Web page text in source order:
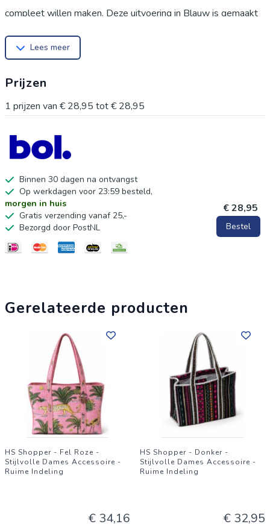
compleet willen maken. Deze uitvoering in Blauw is gemaakt
trips, dagjes weg en als praktisch accessoire bij casual looks.
foto en een sfeerbeeld zodat kleur, vorm en gebruik
duidelijker worden voor de koper. Belangrijkste kenmerken
Type product: strandtas
Merk: HS
Verpakking bevat 1 stuk
Geschikt voor volwassen vrouwen
Gebruik en verzorging Bewaar droog en schoon. Reinig
voorzichtig met een zachte doek of handwas wanneer het
materiaal dit toelaat. Niet bleken en niet in de droger. Door de
Lees meer
Prijzen
1 prijzen van € 28,95 tot€ 28,95
Binnen 30 dagen na ontvangst
Op werkdagen voor 23:59 besteld,
morgen in huis
Gratis verzending vanaf 25,-
Bezorgd door PostNL
€ 28,95
Bestel
Gerelateerde producten
HS Shopper - Fel Roze -
Stijlvolle Dames Accessoire -
Ruime Indeling
€ 34,16
HS Shopper - Donker -
Stijlvolle Dames Accessoire -
Ruime Indeling
€ 32,95